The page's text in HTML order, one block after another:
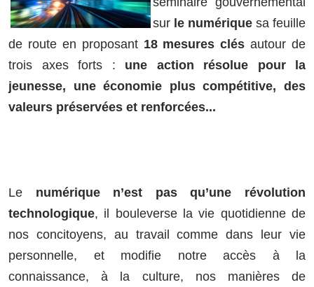
sur le numérique sa feuille
de route en proposant18 mesures clésautour de
trois axes forts : une action résolue pour la
jeunesse, une économie plus compétitive, des
valeurs préservées et renforcées...
Le numérique n’est pas qu’une révolution
technologique, il bouleverse la vie quotidienne de
nos concitoyens, au travail comme dans leur vie
personnelle, et modifie notre accès à la
connaissance, à la culture, nos manières de